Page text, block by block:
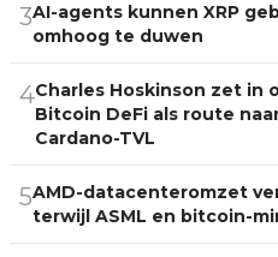
3AI-agents kunnen XRP
omhoog te duwen
4Charles Hoskinson zet in
Bitcoin DeFi als route
Cardano-TVL
5AMD-datacenteromzet
terwijl ASML en bitcoin-